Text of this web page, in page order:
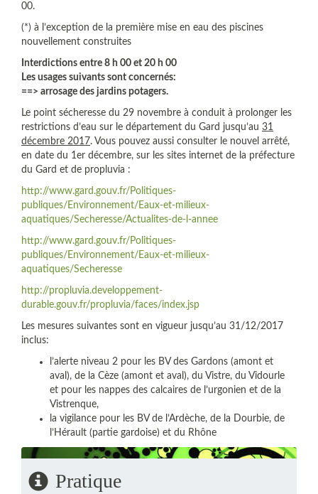
00.
(*) à l’exception de la première mise en eau des piscines
nouvellement construites
Interdictions entre 8 h 00 et 20 h 00
Les usages suivants sont concernés:
==> arrosage des jardins potagers.
Le point sécheresse du 29 novembre à conduit à prolonger les
restrictions d’eau sur le département du Gard jusqu’au 31
décembre 2017. Vous pouvez aussi consulter le nouvel arrêté,
en date du 1er décembre, sur les sites internet de la préfecture
du Gard et de propluvia :
http://www.gard.gouv.fr/Politiques-
publiques/Environnement/Eaux-et-milieux-
aquatiques/Secheresse/Actualites-de-l-annee
http://www.gard.gouv.fr/Politiques-
publiques/Environnement/Eaux-et-milieux-
aquatiques/Secheresse
http://propluvia.developpement-
durable.gouv.fr/propluvia/faces/index.jsp
Les mesures suivantes sont en vigueur jusqu’au 31/12/2017
inclus:
l’alerte niveau 2 pour les BV des Gardons (amont et
aval), de la Cèze (amont et aval), du Vistre, du Vidourle
et pour les nappes des calcaires de l’urgonien et de la
Vistrenque,
la vigilance pour les BV de l’Ardèche, de la Dourbie, de
l’Hérault (partie gardoise) et du Rhône
Pratique